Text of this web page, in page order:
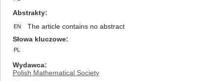
Abstrakty
EN
The article contains no abstract
Słowa kluczowe
PL
Wydawca
Polish Mathematical Society